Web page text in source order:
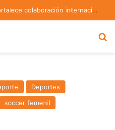
Académico de la UDLAP fortalece colaboración internacional con estancia de investigación en Argentina
Deportes
soccer femenil